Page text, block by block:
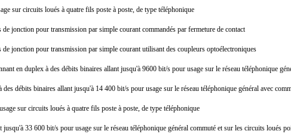
sur circuits loués à quatre fils poste à poste, de type téléphonique
jonction pour transmission par simple courant commandés par fermeture de contact
de jonction pour transmission par simple courant utilisant des coupleurs optoélectroniques
en duplex à des débits binaires allant jusqu'à 9600 bit/s pour usage sur le réseau téléphonique
débits binaires allant jusqu'à 14 400 bit/s pour usage sur le réseau téléphonique général avec
sur circuits loués à quatre fils poste à poste, de type téléphonique
33 600 bit/s pour usage sur le réseau téléphonique général commuté et sur les circuits loués